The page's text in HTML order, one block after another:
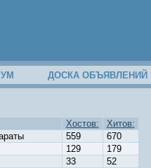
ДОСКА ОБЪЯВЛЕНИЙ
Хостов:
Хитов:
559
670
129
179
33
52